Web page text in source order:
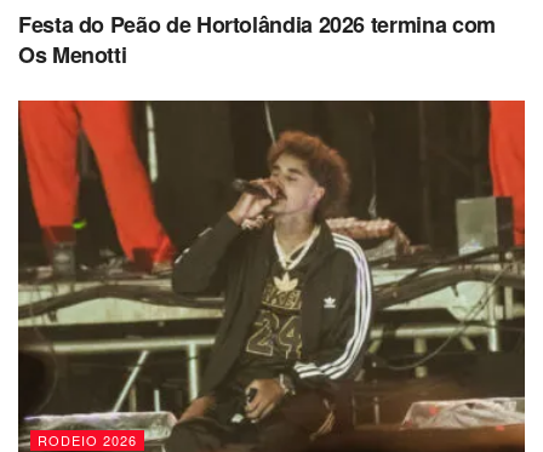
Festa do Peão de Hortolândia 2026 termina com
Os Menotti
RODEIO 2026